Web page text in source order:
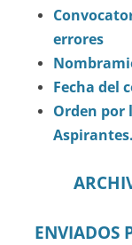
errores
Fecha del
Orden por
Aspirantes.
ENVIADOS